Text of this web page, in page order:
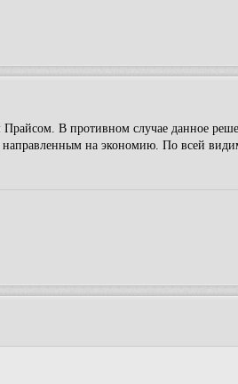
В противном случае данное
на экономию. По всей